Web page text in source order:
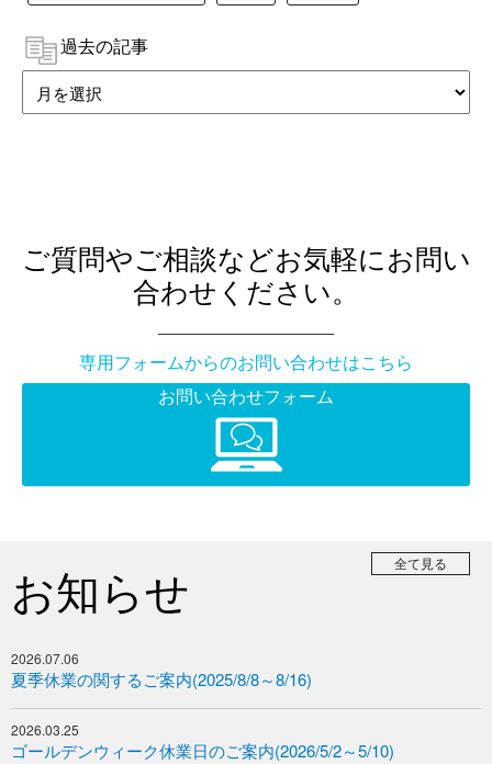
過去の記事
ご質問やご相談などお気軽にお問い
合わせください。
専用フォームからのお問い合わせはこちら
お問い合わせフォーム
お知らせ 全て見る
2026.07.06
夏季休業の関するご案内(2025/8/8～8/16)
2026.03.25
ゴールデンウィーク休業日のご案内(2026/5/2～5/10)